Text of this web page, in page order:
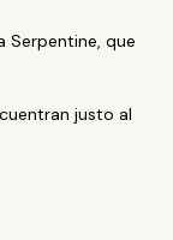
Serpentine, que
justo al